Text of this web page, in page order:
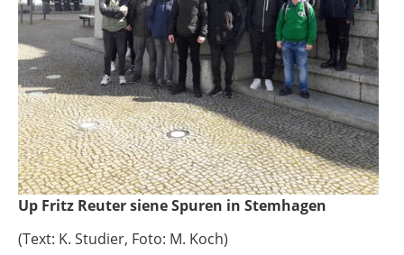
Up Fritz Reuter siene Spuren in Stemhagen
(Text: K. Studier, Foto: M. Koch)